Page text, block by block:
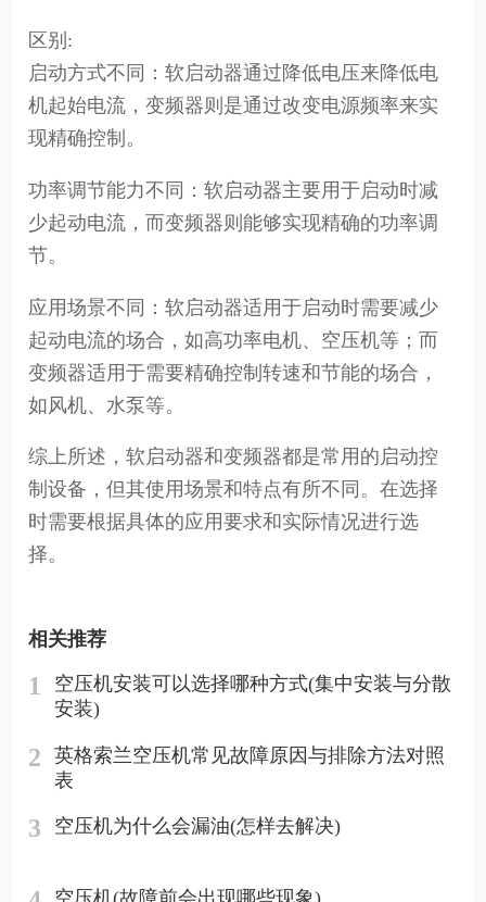
区别:
启动方式不同：软启动器通过降低电压来降低电
机起始电流，变频器则是通过改变电源频率来实
现精确控制。
功率调节能力不同：软启动器主要用于启动时减
少起动电流，而变频器则能够实现精确的功率调
节。
应用场景不同：软启动器适用于启动时需要减少
起动电流的场合，如高功率电机、空压机等；而
变频器适用于需要精确控制转速和节能的场合，
如风机、水泵等。
综上所述，软启动器和变频器都是常用的启动控
制设备，但其使用场景和特点有所不同。在选择
时需要根据具体的应用要求和实际情况进行选
择。
相关推荐
1
空压机安装可以选择哪种方式(集中安装与分散
安装)
2
英格索兰空压机常见故障原因与排除方法对照
表
3 空压机为什么会漏油(怎样去解决)